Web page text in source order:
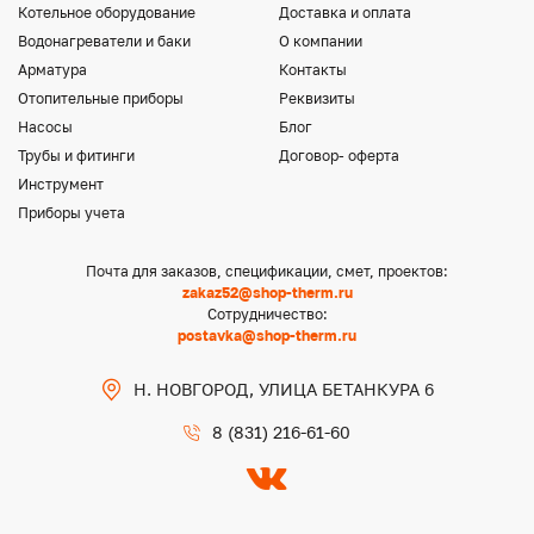
Котельное оборудование
Водонагреватели и баки
Арматура
Отопительные приборы
Насосы
Трубы и фитинги
Инструмент
Приборы учета
Доставка и оплата
О компании
Контакты
Реквизиты
Блог
Договор- оферта
Почта для заказов, спецификации, смет, проектов:
zakaz52@shop-therm.ru
Сотрудничество:
postavka@shop-therm.ru
Н. НОВГОРОД, УЛИЦА БЕТАНКУРА 6
8 (831) 216-61-60